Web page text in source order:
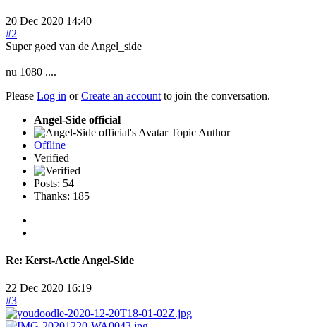
20 Dec 2020 14:40
#2
Super goed van de Angel_side
nu 1080 ....
Please Log in orCreate an account to join the conversation.
Angel-Side official
Topic Author
Offline
Verified
Posts: 54
Thanks: 185
Re: Kerst-Actie Angel-Side
22 Dec 2020 16:19
#3